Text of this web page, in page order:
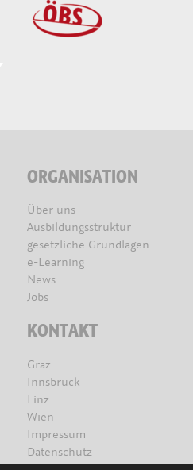
ORGANISATION
Über uns
Ausbildungsstruktur
gesetzliche Grundlagen
e-Learning
News
Jobs
KONTAKT
Graz
Innsbruck
Linz
Wien
Impressum
Datenschutz